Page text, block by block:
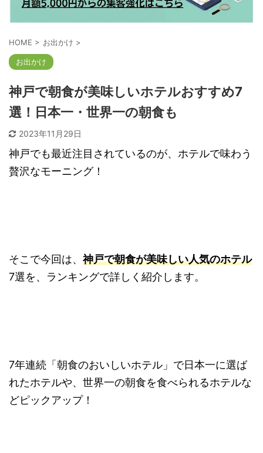
HOME > お出かけ >
お出かけ
神戸で朝食が美味しいホテルおすすめ7
選！日本一・世界一の朝食も
2023年11月29日
神戸でも最近注目されているのが、ホテルで味わう
贅沢なモーニング！
そこで今回は、 神戸で朝食が美味しい人気のホテル
7選を、ランキングで詳しく紹介します。
7年連続「朝食のおいしいホテル」で日本一に選ば
れたホテルや、世界一の朝食を食べられるホテルな
どピックアップ！